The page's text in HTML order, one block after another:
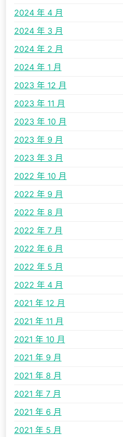
2024 年 4 月
2024 年 3 月
2024 年 2 月
2024 年 1 月
2023 年 12 月
2023 年 11 月
2023 年 10 月
2023 年 9 月
2023 年 3 月
2022 年 10 月
2022 年 9 月
2022 年 8 月
2022 年 7 月
2022 年 6 月
2022 年 5 月
2022 年 4 月
2021 年 12 月
2021 年 11 月
2021 年 10 月
2021 年 9 月
2021 年 8 月
2021 年 7 月
2021 年 6 月
2021 年 5 月